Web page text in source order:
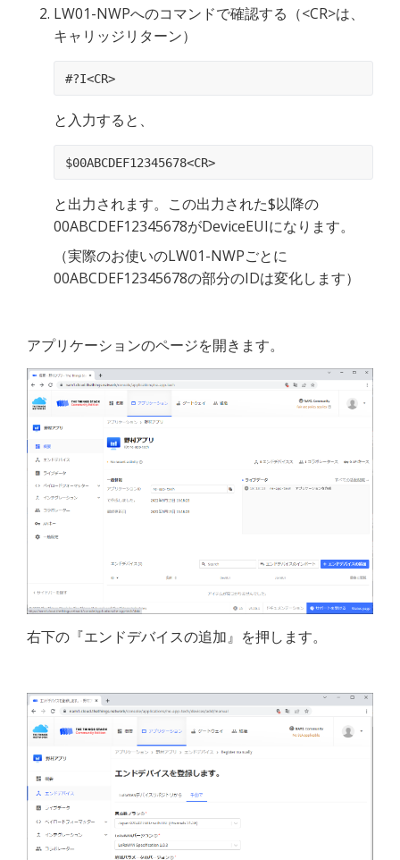
LW01-NWPへのコマンドで確認する（<CR>は、
キャリッジリターン）
#?I<CR>
と入力すると、
$00ABCDEF12345678<CR>
と出力されます。この出力された$以降の
00ABCDEF12345678がDeviceEUIになります。
（実際のお使いのLW01-NWPごとに
00ABCDEF12345678の部分のIDは変化します）
アプリケーションのページを開きます。
右下の『エンドデバイスの追加』を押します。